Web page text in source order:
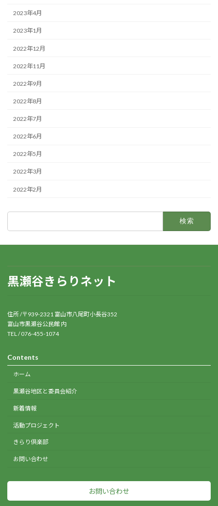
2023年4月
2023年1月
2022年12月
2022年11月
2022年9月
2022年8月
2022年7月
2022年6月
2022年5月
2022年3月
2022年2月
黒瀬谷きらりネット
住所 /〒939-2321 富山市八尾町小長谷352
富山市黒瀬谷公民館 内
TEL / 076-455-1074
Contents
ホーム
黒瀬谷地区と委員会紹介
新着情報
活動プロジェクト
きらり倶楽部
お問い合わせ
お問い合わせ